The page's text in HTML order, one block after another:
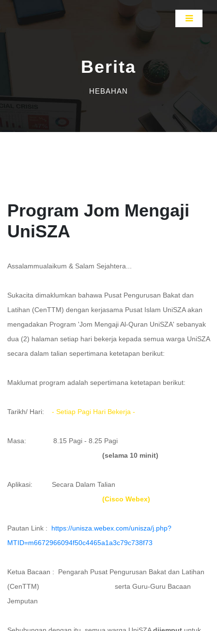
Berita
HEBAHAN
Program Jom Mengaji
UniSZA
Assalammualaikum & Salam Sejahtera...
Sukacita dimaklumkan bahawa Pusat Pengurusan Bakat dan
Latihan (CenTTM) dengan kerjasama Pusat Islam UniSZA akan
mengadakan Program 'Jom Mengaji Al-Quran UniSZA' sebanyak
dua (2) halaman setiap hari bekerja kepada semua warga UniSZA
secara dalam talian sepertimana ketetapan berikut:
Maklumat program adalah sepertimana ketetapan berikut:
Tarikh/ Hari: - Setiap Pagi Hari Bekerja -
Masa: 8.15 Pagi - 8.25 Pagi
(selama 10 minit)
Aplikasi: Secara Dalam Talian
(Cisco Webex)
Pautan Link : https://unisza.webex.com/unisza/j.php?
MTID=m6672966094f50c4465a1a3c79c738f73
Ketua Bacaan : Pengarah Pusat Pengurusan Bakat dan Latihan
(CenTTM) serta Guru-Guru Bacaan
Jemputan